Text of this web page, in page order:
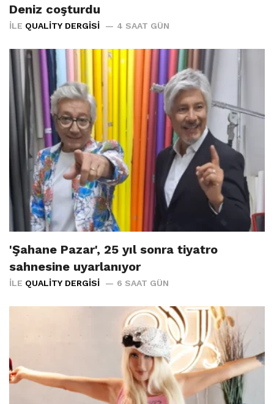
Deniz coşturdu
İLE QUALITY DERGISI 4 SAAT GÜN
'Şahane Pazar', 25 yıl sonra tiyatro
sahnesine uyarlanıyor
İLE QUALITY DERGISI 6 SAAT GÜN